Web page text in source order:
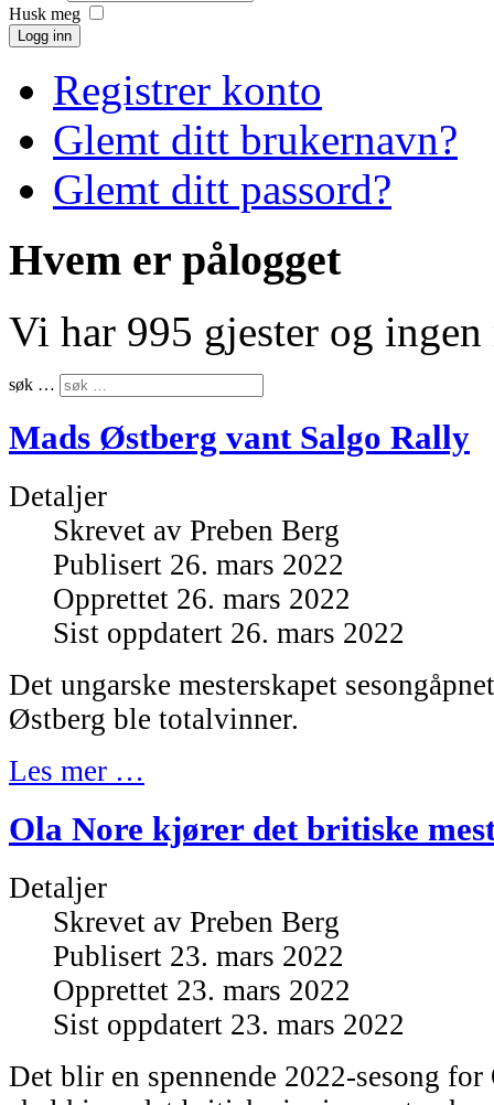
Husk meg
Logg inn
Registrer konto
Glemt ditt brukernavn?
Glemt ditt passord?
Hvem er pålogget
Vi har 995 gjester og ingen
søk …
Mads Østberg vant Salgo Rally
Detaljer
Skrevet av Preben Berg
Publisert 26. mars 2022
Opprettet 26. mars 2022
Sist oppdatert 26. mars 2022
Det ungarske mesterskapet
Østberg ble totalvinner.
Les mer …
Ola Nore kjører det britiske
Detaljer
Skrevet av Preben Berg
Publisert 23. mars 2022
Opprettet 23. mars 2022
Sist oppdatert 23. mars 2022
Det blir en spennende 2022-sesong for